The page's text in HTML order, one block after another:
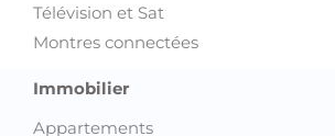
Télévision et Sat
Montres connectées
Immobilier
Appartements